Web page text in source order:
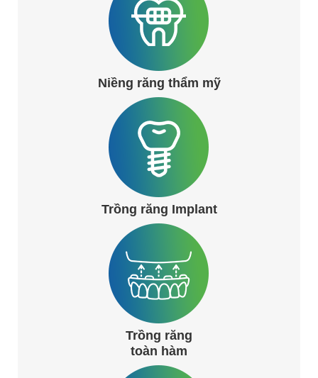
Niềng răng thẩm mỹ
Trồng răng Implant
Trồng răng
toàn hàm